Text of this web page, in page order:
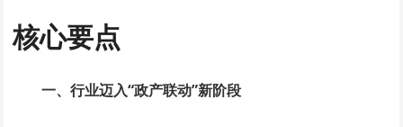
核心要点
一、行业迈入“政产联动”新阶段